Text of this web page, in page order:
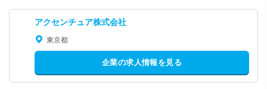
アクセンチュア株式会社
東京都
企業の求人情報を見る